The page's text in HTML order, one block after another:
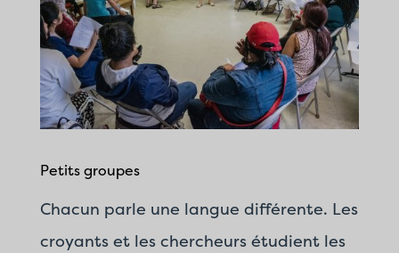
Petits groupes
Chacun parle une langue différente. Les
croyants et les chercheurs étudient les